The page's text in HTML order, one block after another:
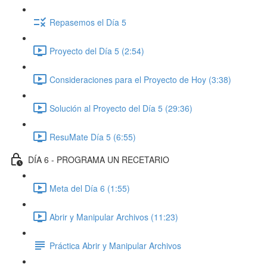
Repasemos el Día 5
Proyecto del Día 5 (2:54)
Consideraciones para el Proyecto de Hoy (3:38)
Solución al Proyecto del Día 5 (29:36)
ResuMate Día 5 (6:55)
DÍA 6 - PROGRAMA UN RECETARIO
Meta del Día 6 (1:55)
Abrir y Manipular Archivos (11:23)
Práctica Abrir y Manipular Archivos